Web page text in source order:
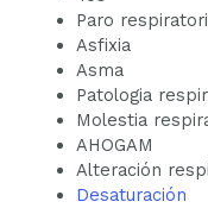
Paro
Asfixia
Asma
Patologia
Molestia
AHOGAM
Alteración
Desaturación